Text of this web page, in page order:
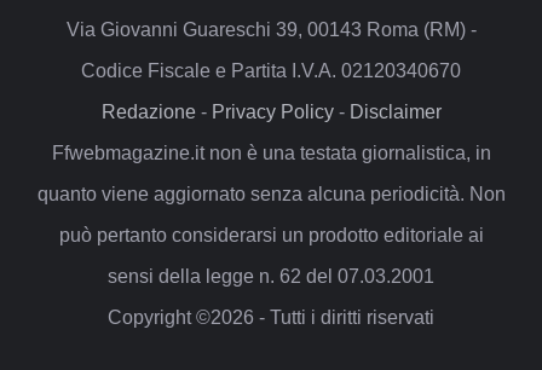
Via Giovanni Guareschi 39, 00143 Roma (RM) -
Codice Fiscale e Partita I.V.A. 02120340670
Redazione- Privacy Policy- Disclaimer
Ffwebmagazine.it non è una testata giornalistica, in
quanto viene aggiornato senza alcuna periodicità. Non
può pertanto considerarsi un prodotto editoriale ai
sensi della legge n. 62 del 07.03.2001
Copyright ©2026 - Tutti i diritti riservati